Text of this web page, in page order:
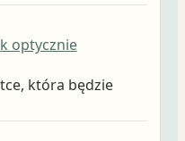
optycznie
która będzie